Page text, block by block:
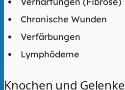
Chronische Wunden
Verfärbungen
Lymphödeme
Knochen und Gelenke